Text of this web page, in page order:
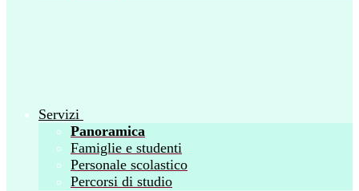
Servizi
Panoramica
Famiglie e studenti
Personale scolastico
Percorsi di studio